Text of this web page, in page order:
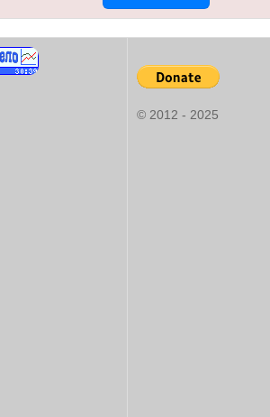
© 2012 - 2025